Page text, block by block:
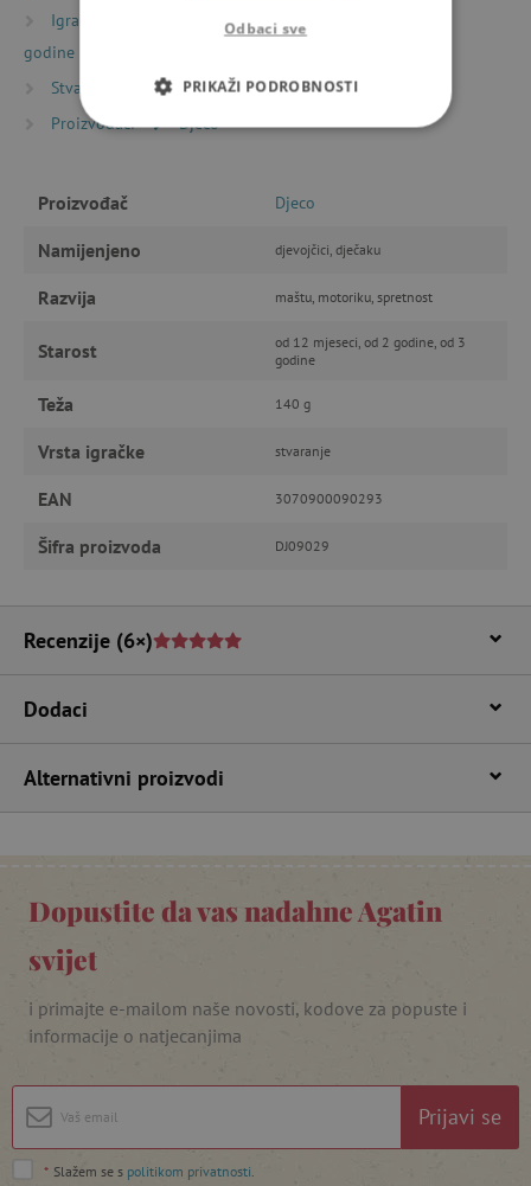
Igračke prema starosti
Igre i igračke za djecu od 3
godine
Stvaranje
Plastelini i setovi za modeliranje
Proizvođači
Djeco
Proizvođač Djeco
Namijenjeno djevojčici, dječaku
Razvija maštu, motoriku, spretnost
Starost
od 12 mjeseci, od 2 godine, od 3
godine
Teža 140 g
Vrsta igračke stvaranje
EAN 3070900090293
Šifra proizvoda DJ09029
Recenzije (6×)
Dodaci
Alternativni proizvodi
Dopustite da vas nadahne Agatin
svijet
i primajte e-mailom naše novosti, kodove za popuste i
informacije o natjecanjima
Prijavi se
* Slažem se s politikom privatnosti
Odbaci sve
PRIKAŽI PODROBNOSTI
NUŽNO POTREBNI KOLAČIĆI
FUNKCIONALNOST
Nužno potrebni kolačići
funkcionalnost internetske stranice, kao što su
računa. Internetsku stranicu ne možete
www.agatinsvijet.hr
featureFlagIdentifier www.agatinsvijet.hr
_lb_ccc
Googleovu politiku privatnosti